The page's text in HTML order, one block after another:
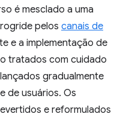
é mesclado a uma
pelos canais de
e a implementação de
tratados com cuidado
gradualmente
de usuários. Os
e reformulados